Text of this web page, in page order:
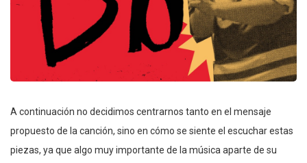
A continuación no decidimos centrarnos tanto en el mensaje
propuesto de la canción, sino en cómo se siente el escuchar estas
piezas, ya que algo muy importante de la música aparte de su